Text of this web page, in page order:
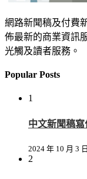
網路新聞稿及付費
佈最新的商業資訊
光觸及讀者服務。
Popular Posts
1
中文新聞稿
2024 年 10 月 3 日
2